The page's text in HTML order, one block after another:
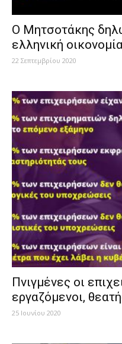
Ο Μητσοτάκης
ελληνική
22 Σεπτεμβρίου 2020
Πνιγμένες οι
εργαζόμενοι,
25 Ιουνίου 2020